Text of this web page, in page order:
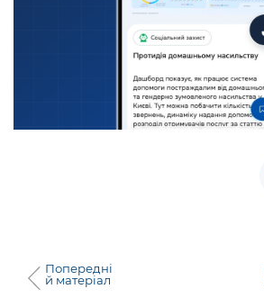
Попередні
й матеріал